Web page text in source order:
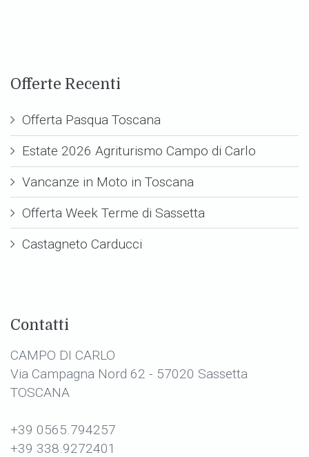
Offerte Recenti
Offerta Pasqua Toscana
Estate 2026 Agriturismo Campo di Carlo
Vancanze in Moto in Toscana
Offerta Week Terme di Sassetta
Castagneto Carducci
Contatti
CAMPO DI CARLO
Via Campagna Nord 62 - 57020 Sassetta
TOSCANA
+39 0565.794257
+39 338.9272401